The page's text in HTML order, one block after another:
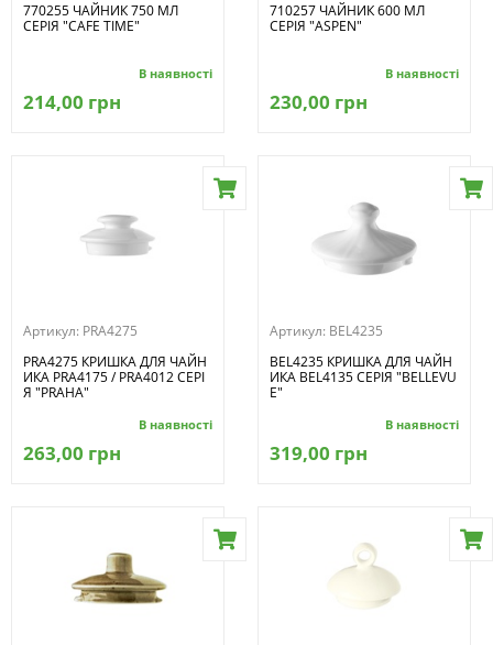
770255 ЧАЙНИК 750 МЛ
СЕРІЯ "CAFE TIME"
В наявності
214,00 грн
710257 ЧАЙНИК 600 МЛ
СЕРІЯ "ASPEN"
В наявності
230,00 грн
Артикул: PRA4275
PRA4275 КРИШКА ДЛЯ ЧАЙН
ИКА PRA4175 / PRA4012 СЕРІ
Я "PRAHA"
В наявності
263,00 грн
Артикул: BEL4235
BEL4235 КРИШКА ДЛЯ ЧАЙН
ИКА BEL4135 СЕРІЯ "BELLEVU
E"
В наявності
319,00 грн